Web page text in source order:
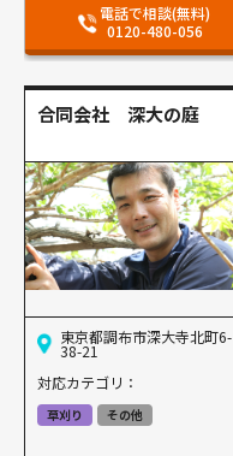
電話で相談(無料)
0120-480-056
合同会社 深大の庭
東京都調布市深大寺北町6-
38-21
対応カテゴリ：
草刈り その他